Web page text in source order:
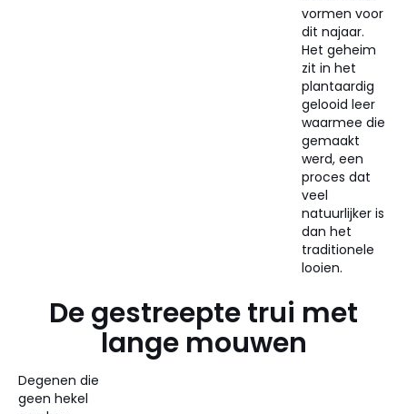
vormen voor
dit najaar.
Het geheim
zit in het
plantaardig
gelooid leer
waarmee die
gemaakt
werd, een
proces dat
veel
natuurlijker is
dan het
traditionele
looien.
De gestreepte trui met
lange mouwen
Degenen die
geen hekel